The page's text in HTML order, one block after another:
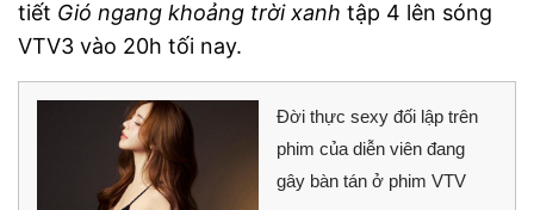
tiết Gió ngang khoảng trời xanh tập 4 lên sóng
VTV3 vào 20h tối nay.
Đời thực sexy đối lập trên
phim của diễn viên đang
gây bàn tán ở phim VTV